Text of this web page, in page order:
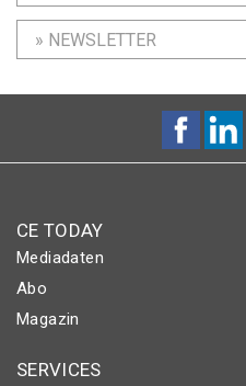
» NEWSLETTER
CE TODAY
Mediadaten
Abo
Magazin
SERVICES